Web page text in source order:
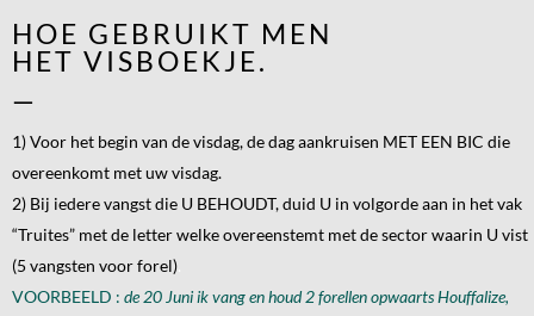
HOE GEBRUIKT MEN
HET VISBOEKJE.
—
1) Voor het begin van de visdag, de dag aankruisen MET EEN BIC die
overeenkomt met uw visdag.
2) Bij iedere vangst die U BEHOUDT, duid U in volgorde aan in het vak
“Truites” met de letter welke overeenstemt met de sector waarin U vist
(5 vangsten voor forel)
VOORBEELD : de 20 Juni ik vang en houd 2 forellen opwaarts Houffalize,